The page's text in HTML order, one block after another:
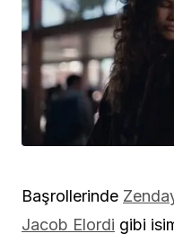
Başrollerinde
Jacob Elordi gibi